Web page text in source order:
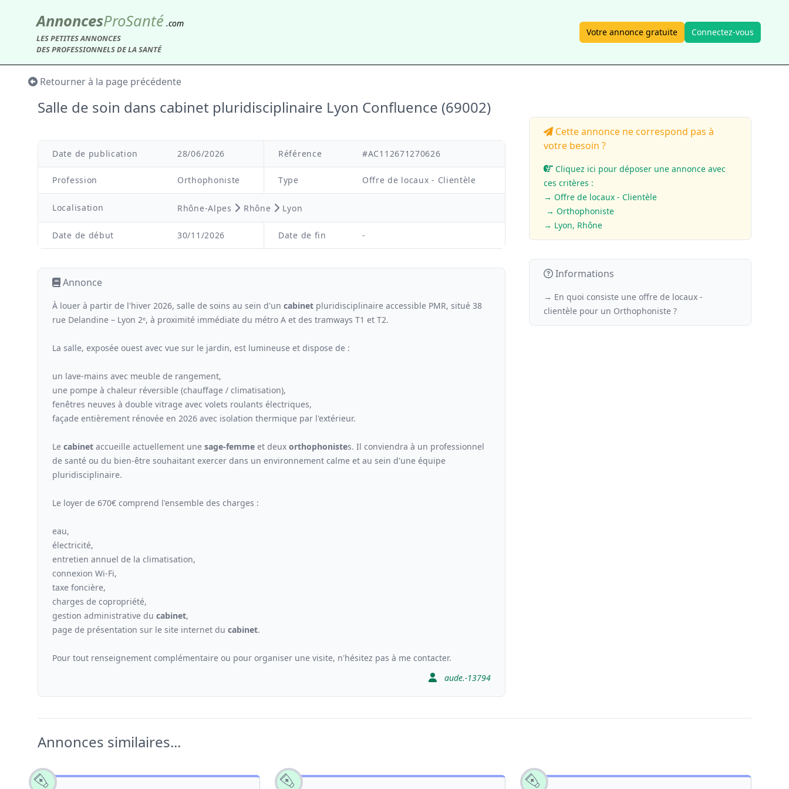
AnnoncesProSanté .com
LES PETITES ANNONCES
DES PROFESSIONNELS DE LA SANTÉ
Votre annonce gratuite Connectez-vous
Retourner à la page précédente
Salle de soin dans cabinet pluridisciplinaire Lyon Confluence (69002)
Date de publication 28/06/2026 Référence #AC112671270626
Profession Orthophoniste Type Offre de locaux - Clientèle
Localisation Rhône-Alpes Rhône Lyon
Date de début 30/11/2026 Date de fin -
Annonce
À louer à partir de l'hiver 2026, salle de soins au sein d'un cabinet pluridisciplinaire accessible PMR, situé 38
rue Delandine – Lyon 2ᵉ, à proximité immédiate du métro A et des tramways T1 et T2.
La salle, exposée ouest avec vue sur le jardin, est lumineuse et dispose de :
un lave-mains avec meuble de rangement,
une pompe à chaleur réversible (chauffage / climatisation),
fenêtres neuves à double vitrage avec volets roulants électriques,
façade entièrement rénovée en 2026 avec isolation thermique par l'extérieur.
Le cabinet accueille actuellement une sage-femme et deux orthophonistes. Il conviendra à un professionnel
de santé ou du bien-être souhaitant exercer dans un environnement calme et au sein d'une équipe
pluridisciplinaire.
Le loyer de 670€ comprend l'ensemble des charges :
eau,
électricité,
entretien annuel de la climatisation,
connexion Wi-Fi,
taxe foncière,
charges de copropriété,
gestion administrative du cabinet,
page de présentation sur le site internet du cabinet.
Pour tout renseignement complémentaire ou pour organiser une visite, n'hésitez pas à me contacter.
aude.-13794
Cette annonce ne correspond pas à
votre besoin ?
Cliquez ici pour déposer une annonce avec
ces critères :
→ Offre de locaux - Clientèle
→ Orthophoniste
→ Lyon, Rhône
Informations
→ En quoi consiste une offre de locaux -
clientèle pour un Orthophoniste ?
Annonces similaires...